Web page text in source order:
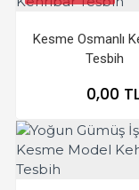
Kesme Osmanlı
Tesbih
0,00